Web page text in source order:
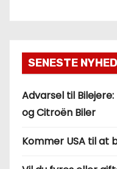
SENESTE
Advarsel til
og Citroën Biler
Kommer USA til at